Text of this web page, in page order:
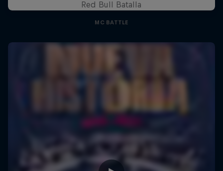
Red Bull Batalla
MC BATTLE